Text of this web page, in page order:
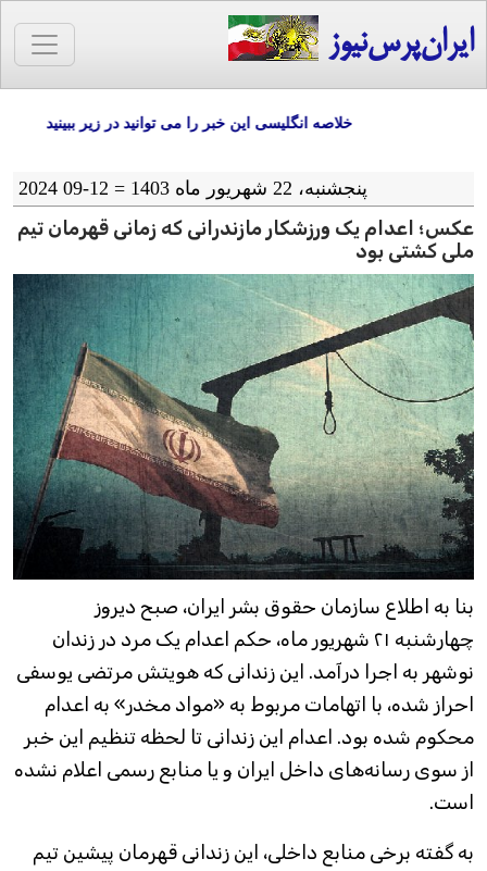
ایران‌پرس‌نیوز
خلاصه انگلیسی این خبر را می توانید در زیر ببینید
پنجشنبه، 22 شهریور ماه 1403 = 12-09 2024
عکس؛ اعدام یک ورزشکار مازندرانی که زمانی قهرمان تیم
ملی کشتی بود
بنا به اطلاع سازمان حقوق بشر ایران، صبح دیروز
چهارشنبه ۲۱ شهریور ماه، حکم اعدام یک مرد در زندان
نوشهر به اجرا درآمد. این زندانی که هویتش مرتضی یوسفی
احراز شده، با اتهامات مربوط به «مواد مخدر» به اعدام
محکوم شده بود. اعدام این زندانی تا لحظه تنظیم این خبر
از سوی رسانه‌های داخل ایران و یا منابع رسمی اعلام نشده
است.
به گفته برخی منابع داخلی، این زندانی قهرمان پیشین تیم